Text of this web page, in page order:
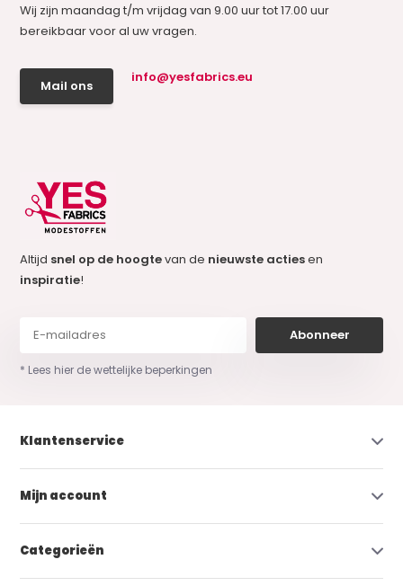
Wij zijn maandag t/m vrijdag van 9.00 uur tot 17.00 uur
bereikbaar voor al uw vragen.
Mail ons
info@yesfabrics.eu
Altijd snel op de hoogtevan de nieuwste actiesen
inspiratie!
Abonneer
* Lees hier de wettelijke beperkingen
Klantenservice
Mijn account
Categorieën